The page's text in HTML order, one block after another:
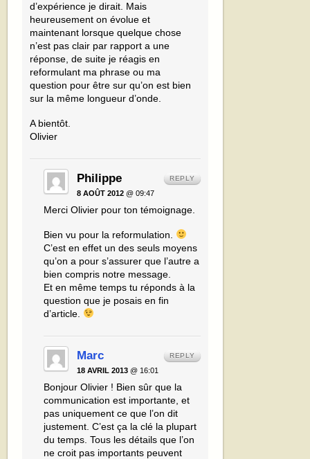
d’expérience je dirait. Mais
heureusement on évolue et
maintenant lorsque quelque chose
n’est pas clair par rapport a une
réponse, de suite je réagis en
reformulant ma phrase ou ma
question pour être sur qu’on est bien
sur la même longueur d’onde.
A bientôt.
Olivier
Philippe
8 AOÛT 2012 @ 09:47
Merci Olivier pour ton témoignage.
Bien vu pour la reformulation.
C’est en effet un des seuls moyens
qu’on a pour s’assurer que l’autre a
bien compris notre message.
Et en même temps tu réponds à la
question que je posais en fin
d’article.
REPLY
Marc
18 AVRIL 2013 @ 16:01
Bonjour Olivier ! Bien sûr que la
communication est importante, et
pas uniquement ce que l’on dit
justement. C’est ça la clé la plupart
du temps. Tous les détails que l’on
ne croit pas importants peuvent
REPLY